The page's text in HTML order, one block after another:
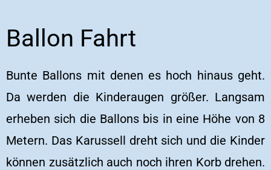
Ballon Fahrt
Bunte Ballons mit denen es hoch hinaus geht.
Da werden die Kinderaugen größer. Langsam
erheben sich die Ballons bis in eine Höhe von 8
Metern. Das Karussell dreht sich und die Kinder
können zusätzlich auch noch ihren Korb drehen.